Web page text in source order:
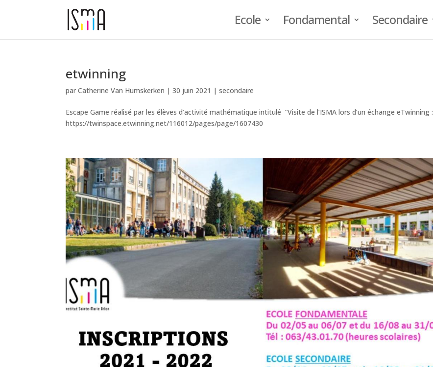
Ecole Fondamental Secondaire
etwinning
parCatherine Van Humskerken |30 juin 2021 |secondaire
Escape Game réalisé par les élèves d’activité mathématique intitulé “Visite de l’ISMA lors d’un échange eTwinning :
https://twinspace.etwinning.net/116012/pages/page/1607430